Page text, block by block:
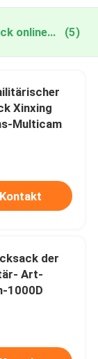
multifunctional multicam backpack online manufacture (5)
Xinxing
Multicam
Kontakt
der
Art-
1000D